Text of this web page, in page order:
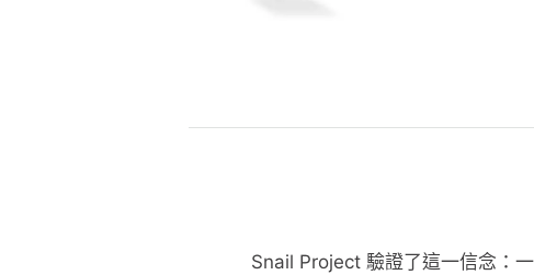
Snail Project 驗證了這一信念：